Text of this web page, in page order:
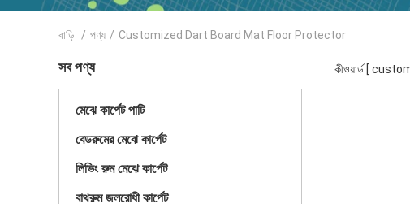
বাড়ি / পণ্য / Customized Dart Board Mat Floor Protector
সব পণ্য
মেঝে কার্পেট পাটি
বেডরুমের মেঝে কার্পেট
লিভিং রুম মেঝে কার্পেট
বাথরুম জলরোধী কার্পেট
কীওয়ার্ড [